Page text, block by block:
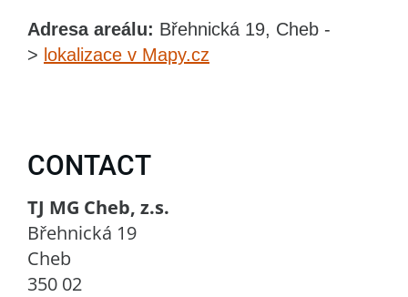
Adresa areálu: Břehnická 19, Cheb -
> lokalizace v Mapy.cz
CONTACT
TJ MG Cheb, z.s.
Břehnická 19
Cheb
350 02